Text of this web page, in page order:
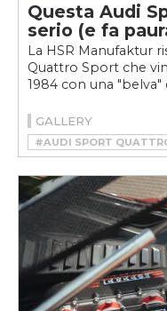
Questa Audi
serio (e fa
La HSR Manufaktur
Quattro Sport che
1984 con una "belva"
GALLERY
#AUDI SPORT
#HSR MANUFAKTUR